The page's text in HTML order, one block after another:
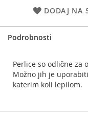
DODAJ NA
Podrobnosti
Perlice so odlične za
Možno jih je
katerim koli lepilom.